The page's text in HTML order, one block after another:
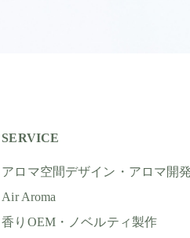
SERVICE
アロマ空間デザイン・アロマ開
Air Aroma
香りOEM・ノベルティ製作